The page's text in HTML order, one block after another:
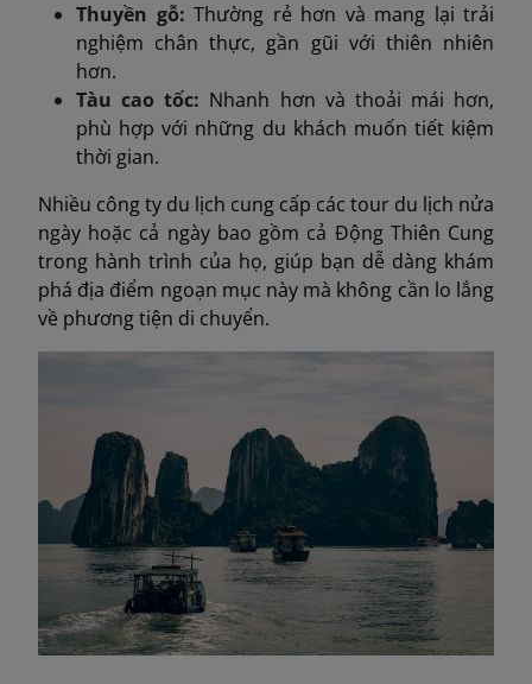
Thuyền gỗ: Thường rẻ hơn và mang lại trải
nghiệm chân thực, gần gũi với thiên nhiên
hơn.
Tàu cao tốc: Nhanh hơn và thoải mái hơn,
phù hợp với những du khách muốn tiết kiệm
thời gian.
Nhiều công ty du lịch cung cấp các tour du lịch nửa
ngày hoặc cả ngày bao gồm cả Động Thiên Cung
trong hành trình của họ, giúp bạn dễ dàng khám
phá địa điểm ngoạn mục này mà không cần lo lắng
về phương tiện di chuyển.